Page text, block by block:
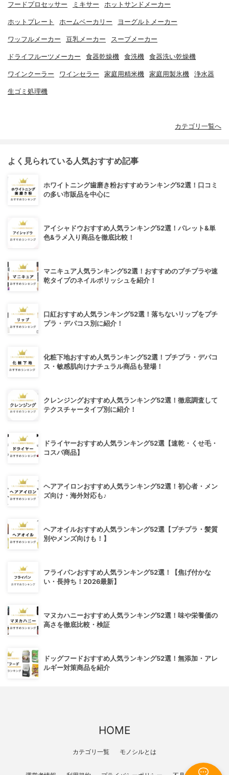
フードプロセッサー ミキサー ホットサンドメーカー
ホットプレート ホームベーカリー ヨーグルトメーカー
ワッフルメーカー 豆乳メーカー スープメーカー
ドライフルーツメーカー 食器乾燥機 食洗機 食器洗い乾燥機
ワインクーラー ワインセラー 家庭用精米機 家庭用製氷機 浄水器
生ゴミ処理機
カテゴリ一覧へ
よく見られている人気おすすめ記事
ホワイトニング歯磨き粉おすすめランキング52選！口コミ
の多い市販品を中心に
アイシャドウおすすめ人気ランキング52選！パレット&単
色&ラメ入り商品を徹底比較！
マニキュア人気ランキング52選！おすすめのプチプラや速
乾タイプのネイルポリッシュを紹介！
口紅おすすめ人気ランキング52選！落ちないリップをプチ
プラ・デパコス別に紹介！
化粧下地おすすめ人気ランキング52選！プチプラ・デパコ
ス・敏感肌向けナチュラル商品も登場！
クレンジングおすすめ人気ランキング52選！徹底調査して
テクスチャータイプ別に紹介！
ドライヤーおすすめ人気ランキング52選【速乾・くせ毛・
コスパ商品】
ヘアアイロンおすすめ人気ランキング52選！初心者・メン
ズ向け・海外対応も♪
ヘアオイルおすすめ人気ランキング52選【プチプラ・髪質
別やメンズ向けも！】
フライパンおすすめ人気ランキング52選！【焦げ付かな
い・長持ち！2026最新】
マヌカハニーおすすめ人気ランキング52選！味や栄養価の
高さを徹底比較・検証
ドッグフードおすすめ人気ランキング52選！無添加・アレ
ルギー対策商品を紹介
HOME
カテゴリ一覧 モノシルとは